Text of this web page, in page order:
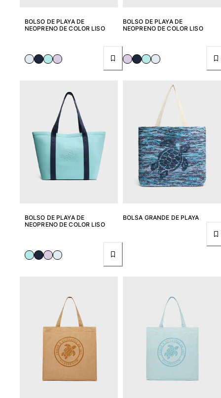
Ver todo Bolsas
Ver todo Gafas de sol
Ver todo Pañuelos de playa
Accesorios Niños
Sombrero para niños
Toallas y Ponchos de playa
Calcetines
Ver todo Bolsas
Ver todo Zapatos
Outdoor
Ver todo Outdoor
Calcetines
Ver todo Calcetines
BOLSO DE PLAYA DE
NEOPRENO DE COLOR LISO
BOLSO DE PLAYA DE
NEOPRENO DE COLOR LISO
BOLSO DE PLAYA DE
NEOPRENO DE COLOR LISO
BOLSA GRANDE DE PLAYA